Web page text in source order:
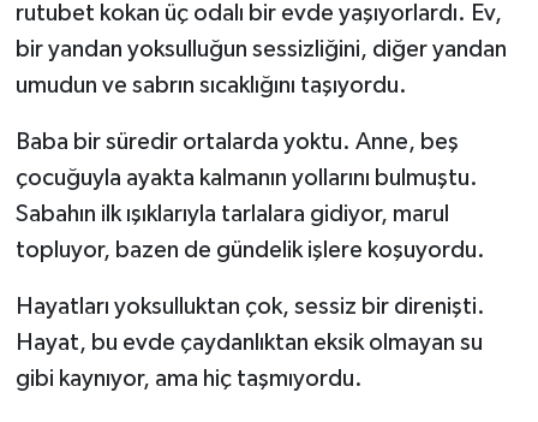
rutubet kokan üç odalı bir evde yaşıyorlardı. Ev,
bir yandan yoksulluğun sessizliğini, diğer yandan
umudun ve sabrın sıcaklığını taşıyordu.
Baba bir süredir ortalarda yoktu. Anne, beş
çocuğuyla ayakta kalmanın yollarını bulmuştu.
Sabahın ilk ışıklarıyla tarlalara gidiyor, marul
topluyor, bazen de gündelik işlere koşuyordu.
Hayatları yoksulluktan çok, sessiz bir direnişti.
Hayat, bu evde çaydanlıktan eksik olmayan su
gibi kaynıyor, ama hiç taşmıyordu.
Teknoloji
Yaşam